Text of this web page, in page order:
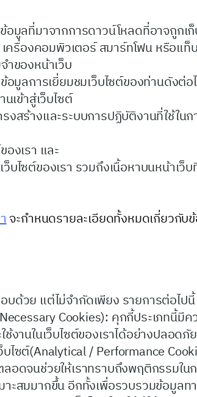
ลที่มาจากการดาวน์โหลดที่อาจถูกเก็
รื่องคอมพิวเตอร์ สมาร์ทโฟน หรือแท็
ำของหน้าเว็บ
มูลการเยี่ยมชมเว็บไซต์ของท่านดังต่
เข้าสู่เว็บไซต์
สร้างและระบบการปฏิบัติงานที่ใช้ในก
องเรา และ
บไซต์ของเรา รวมถึงเนื้อหาบนหน้าเว็
จะกำหนดรายละเอียดทั้งหมดเกี่ยวกับ
บด้วย แต่ไม่จำกัดเพียง รายการต่อไปนี้
Cookies): คุกกี้ประเภทนี้มี
งานในเว็บไซต์ของเราได้อย่างปลอดภัย
ไซต์(Analytical / Performance
อดจนช่วยให้เราทราบถึงพฤติกรรมใน
ะสมมากขึ้น อีกทั้งเพื่อรวบรวมข้อมูลท